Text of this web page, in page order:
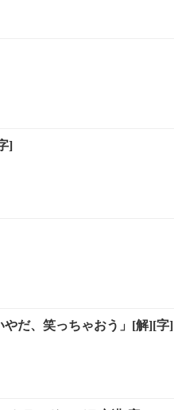
]
やだ、笑っちゃおう」[解][字]